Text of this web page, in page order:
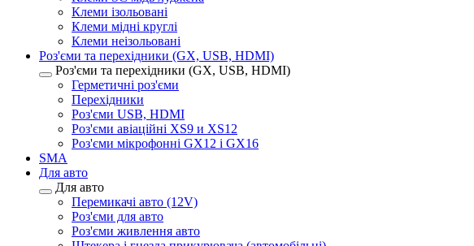
Клеми ізольовані
Клеми мідні круглі
Клеми неізольовані
Роз'єми та перехідники (GX, USB, HDMI)
Роз'єми та перехідники (GX, USB, HDMI)
Герметичні роз'єми
Перехідники
Роз'єми USB, HDMI
Роз'єми авіаційні XS9 и XS12
Роз'єми мікрофонні GX12 і GX16
SMA
Для авто
Для авто
Перемикачі авто (12V)
Роз'єми для авто
Роз'єми живлення авто